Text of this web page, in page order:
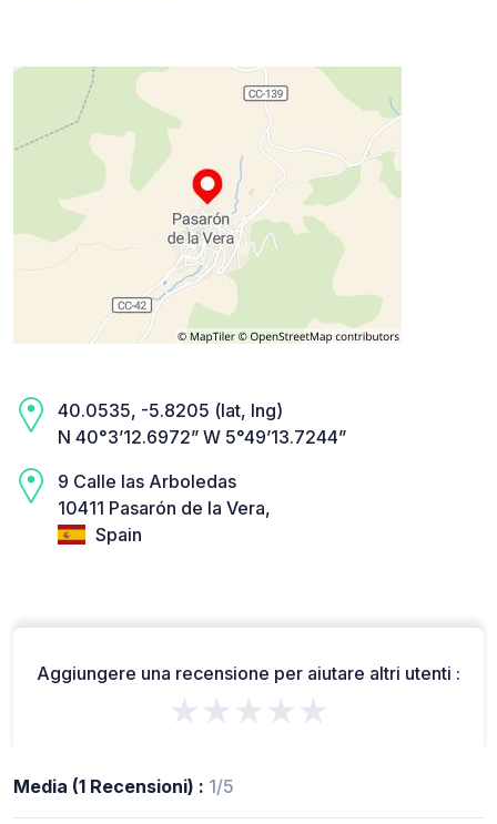
40.0535, -5.8205 (lat, lng)
N 40°3’12.6972” W 5°49’13.7244”
9 Calle las Arboledas
10411 Pasarón de la Vera,
Spain
Aggiungere una recensione per aiutare altri utenti :
★★★★★
Media (1 Recensioni) : 1/5